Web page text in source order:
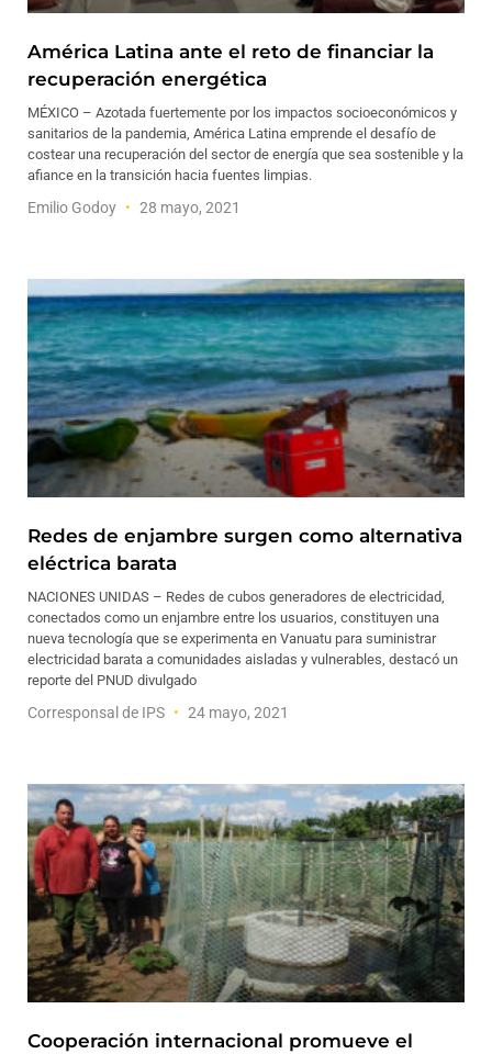
América Latina ante el reto de financiar la
recuperación energética
MÉXICO – Azotada fuertemente por los impactos socioeconómicos y
sanitarios de la pandemia, América Latina emprende el desafío de
costear una recuperación del sector de energía que sea sostenible y la
afiance en la transición hacia fuentes limpias.
Emilio Godoy 28 mayo, 2021
Redes de enjambre surgen como alternativa
eléctrica barata
NACIONES UNIDAS – Redes de cubos generadores de electricidad,
conectados como un enjambre entre los usuarios, constituyen una
nueva tecnología que se experimenta en Vanuatu para suministrar
electricidad barata a comunidades aisladas y vulnerables, destacó un
reporte del PNUD divulgado
Corresponsal de IPS 24 mayo, 2021
Cooperación internacional promueve el